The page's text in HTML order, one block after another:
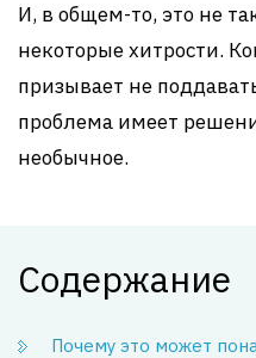
И, в общем-то, это не
некоторые хитрости.
призывает не
проблема имеет
необычное.
Содержание
Почему это может